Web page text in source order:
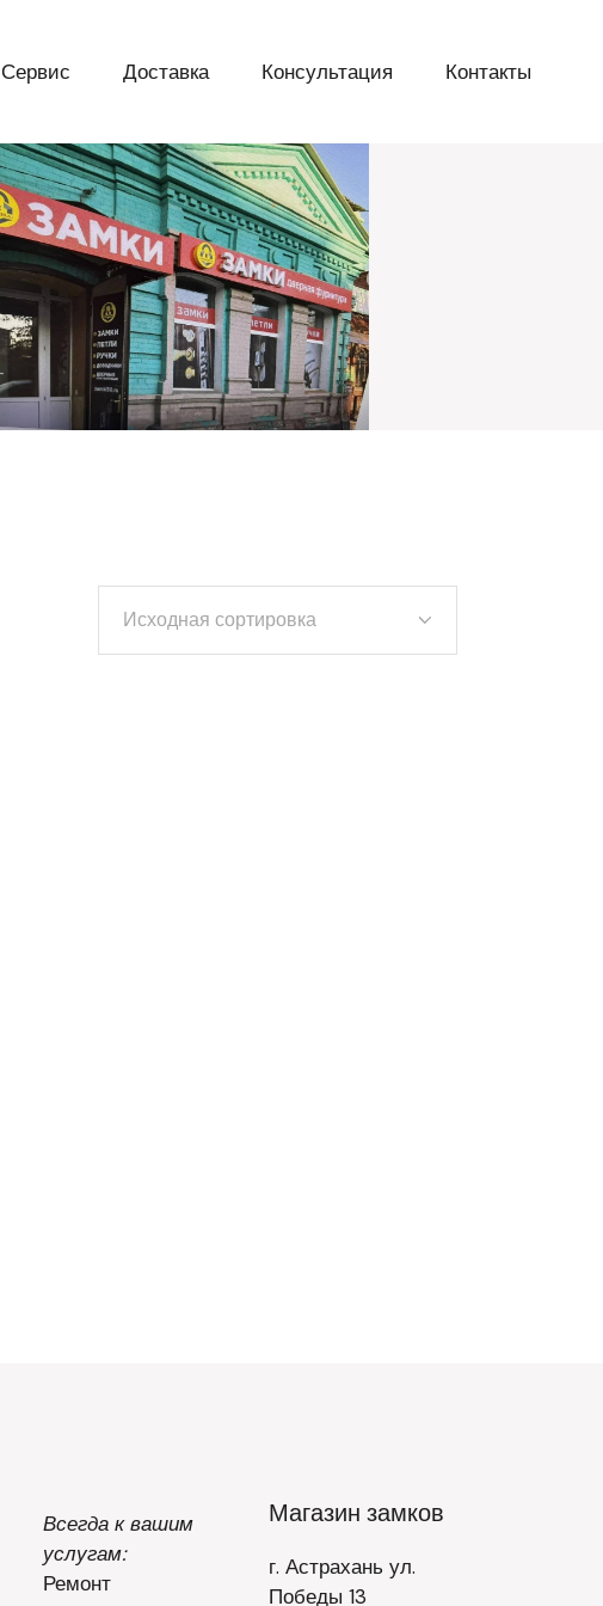
Сервис Доставка Консультация Контакты
Исходная сортировка
Всегда к вашим
услугам:
Ремонт
Магазин замков
г. Астрахань ул.
Победы 13